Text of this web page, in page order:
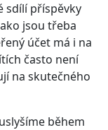
sdílí příspěvky
jsou třeba
účet má i na
často není
na skutečného
během